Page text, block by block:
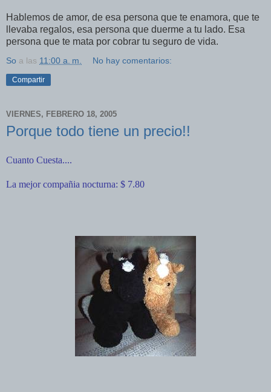
Hablemos de amor, de esa persona que te enamora, que te
llevaba regalos, esa persona que duerme a tu lado. Esa
persona que te mata por cobrar tu seguro de vida.
So a las 11:00 a. m. No hay comentarios:
Compartir
VIERNES, FEBRERO 18, 2005
Porque todo tiene un precio!!
Cuanto Cuesta....
La mejor compañia nocturna: $ 7.80